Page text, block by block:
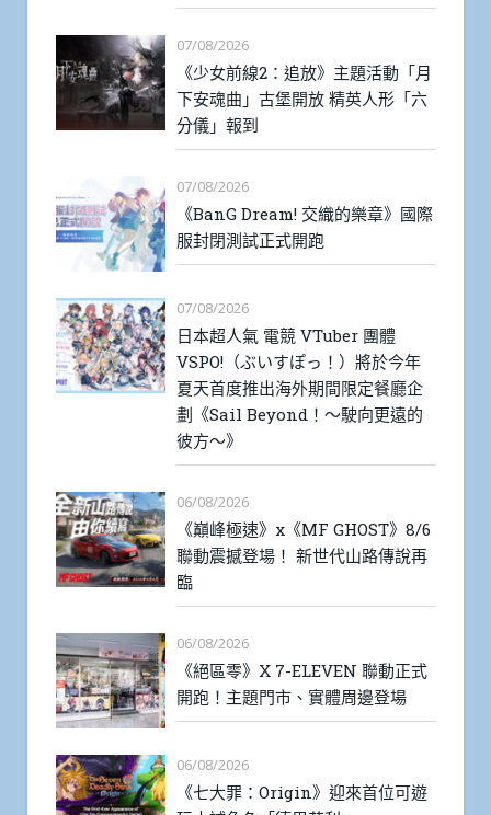
07/08/2026
《少女前線2：追放》主題活動「月
下安魂曲」古堡開放 精英人形「六
分儀」報到
07/08/2026
《BanG Dream! 交織的樂章》國際
服封閉測試正式開跑
07/08/2026
日本超人氣 電競 VTuber 團體
VSPO!（ぶいすぽっ！）將於今年
夏天首度推出海外期間限定餐廳企
劃《Sail Beyond！～駛向更遠的
彼方～》
06/08/2026
《巔峰極速》x《MF GHOST》8/6
聯動震撼登場！ 新世代山路傳說再
臨
06/08/2026
《絕區零》X 7-ELEVEN 聯動正式
開跑！主題門市、實體周邊登場
06/08/2026
《七大罪：Origin》迎來首位可遊